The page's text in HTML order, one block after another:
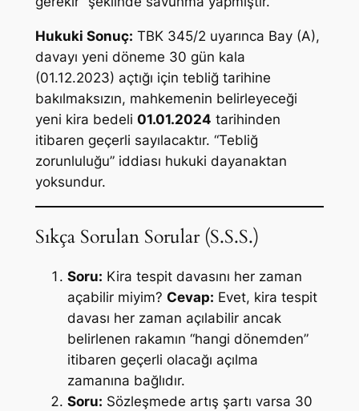
Hukuki Sonuç: TBK 345/2 uyarınca Bay (A),
davayı yeni döneme 30 gün kala
(01.12.2023) açtığı için tebliğ tarihine
bakılmaksızın, mahkemenin belirleyeceği
yeni kira bedeli 01.01.2024 tarihinden
itibaren geçerli sayılacaktır. “Tebliğ
zorunluluğu” iddiası hukuki dayanaktan
yoksundur.
Sıkça Sorulan Sorular (S.S.S.)
Soru: Kira tespit davasını her zaman
açabilir miyim? Cevap: Evet, kira tespit
davası her zaman açılabilir ancak
belirlenen rakamın “hangi dönemden”
itibaren geçerli olacağı açılma
zamanına bağlıdır.
Soru: Sözleşmede artış şartı varsa 30